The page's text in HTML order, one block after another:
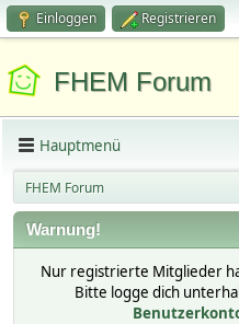
Einloggen Registrieren
FHEM Forum
Hauptmenü
FHEM Forum
Warnung!
Nur registrierte Mitglieder
Bitte logge dich